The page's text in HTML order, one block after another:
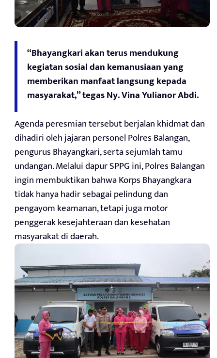
“Bhayangkari akan terus mendukung
kegiatan sosial dan kemanusiaan yang
memberikan manfaat langsung kepada
masyarakat,” tegas Ny. Vina Yulianor Abdi.
Agenda peresmian tersebut berjalan khidmat dan
dihadiri oleh jajaran personel Polres Balangan,
pengurus Bhayangkari, serta sejumlah tamu
undangan. Melalui dapur SPPG ini, Polres Balangan
ingin membuktikan bahwa Korps Bhayangkara
tidak hanya hadir sebagai pelindung dan
pengayom keamanan, tetapi juga motor
penggerak kesejahteraan dan kesehatan
masyarakat di daerah.